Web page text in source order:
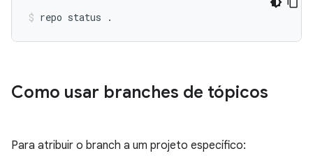
Como usar branches de tópicos
Para atribuir o branch a um projeto específico: